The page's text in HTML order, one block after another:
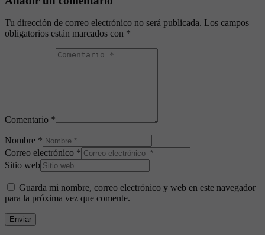
Tu dirección de correo electrónico no será publicada. Los campos
obligatorios están marcados con *
Comentario *
Nombre *
Correo electrónico *
Sitio web
Guarda mi nombre, correo electrónico y web en este navegador
para la próxima vez que comente.
Enviar